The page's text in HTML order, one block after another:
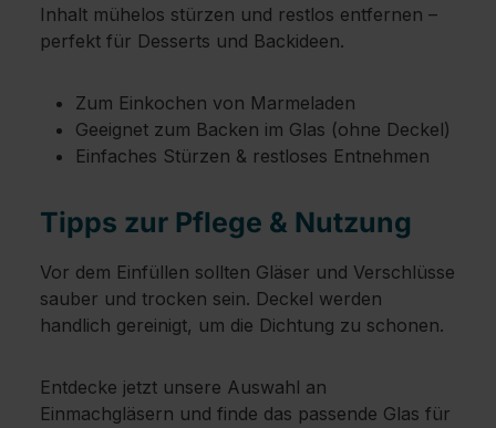
Inhalt mühelos stürzen und restlos entfernen –
perfekt für Desserts und Backideen.
Zum Einkochen von Marmeladen
Geeignet zum Backen im Glas (ohne Deckel)
Einfaches Stürzen & restloses Entnehmen
Tipps zur Pflege & Nutzung
Vor dem Einfüllen sollten Gläser und Verschlüsse
sauber und trocken sein. Deckel werden
handlich gereinigt, um die Dichtung zu schonen.
Entdecke jetzt unsere Auswahl an
Einmachgläsern und finde das passende Glas für